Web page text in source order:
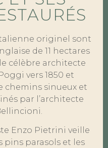
originel sont
de 11 hectares
célèbre architecte
vers 1850 et
chemins sinueux et
par l’architecte
Enzo Pietrini veille
pins parasols et les